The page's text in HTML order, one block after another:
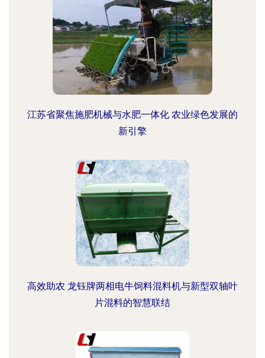
江苏省聚焦施肥机械与水肥一体化 农业绿色发展的
新引擎
高效助农 龙钰牌两相电牛饲料混料机与新型双轴叶
片混料的智慧联结